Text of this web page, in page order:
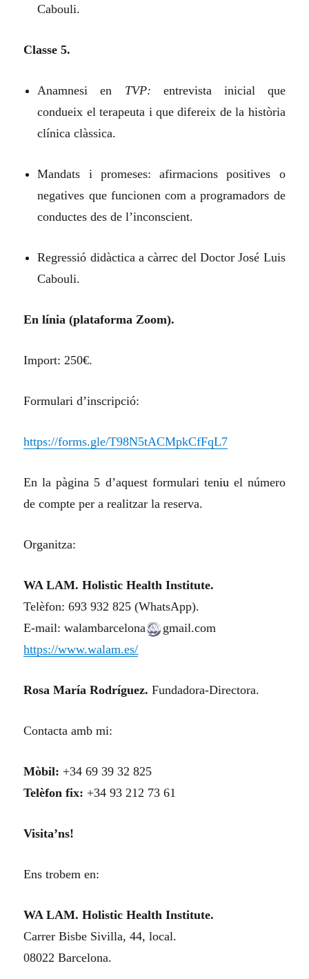
Cabouli.
Classe 5.
Anamnesi en TVP: entrevista inicial que
condueix el terapeuta i que difereix de la història
clínica clàssica.
Mandats i promeses: afirmacions positives o
negatives que funcionen com a programadors de
conductes des de l’inconscient.
Regressió didàctica a càrrec del Doctor José Luis
Cabouli.
En línia (plataforma Zoom).
Import: 250€.
Formulari d’inscripció:
https://forms.gle/T98N5tACMpkCfFqL7
En la pàgina 5 d’aquest formulari teniuel número
de compte per a realitzar la reserva.
Organitza:
WA LAM. Holistic Health Institute.
Telèfon: 693 932 825 (WhatsApp).
E-mail: walambarcelona
gmail.com
https://www.walam.es/
Rosa María Rodríguez. Fundadora-Directora.
Contacta amb mi:
Mòbil: +34 69 39 32 825
Telèfon fix: +34 93 212 73 61
Visita’ns!
Ens trobem en:
WA LAM. Holistic Health Institute.
Carrer Bisbe Sivilla, 44, local.
08022 Barcelona.